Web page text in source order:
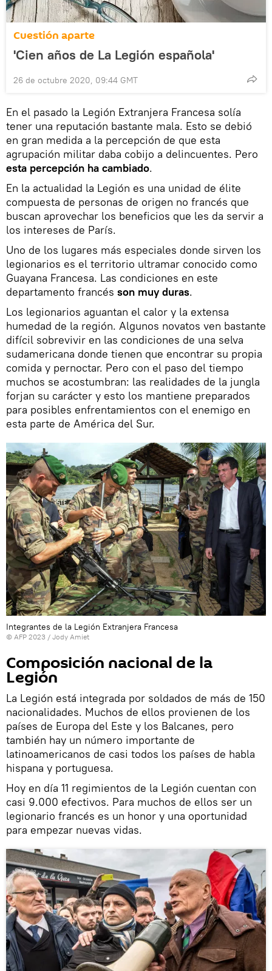
Cuestión aparte
'Cien años de La Legión española'
26 de octubre 2020, 09:44 GMT
En el pasado la Legión Extranjera Francesa solía
tener una reputación bastante mala. Esto se debió
en gran medida a la percepción de que esta
agrupación militar daba cobijo a delincuentes. Pero
esta percepción ha cambiado.
En la actualidad la Legión es una unidad de élite
compuesta de personas de origen no francés que
buscan aprovechar los beneficios que les da servir a
los intereses de París.
Uno de los lugares más especiales donde sirven los
legionarios es el territorio ultramar conocido como
Guayana Francesa. Las condiciones en este
departamento francés son muy duras.
Los legionarios aguantan el calor y la extensa
humedad de la región. Algunos novatos ven bastante
difícil sobrevivir en las condiciones de una selva
sudamericana donde tienen que encontrar su propia
comida y pernoctar. Pero con el paso del tiempo
muchos se acostumbran: las realidades de la jungla
forjan su carácter y esto los mantiene preparados
para posibles enfrentamientos con el enemigo en
esta parte de América del Sur.
Integrantes de la Legión Extranjera Francesa
© AFP 2023 / Jody Amiet
Composición nacional de la
Legión
La Legión está integrada por soldados de más de 150
nacionalidades. Muchos de ellos provienen de los
países de Europa del Este y los Balcanes, pero
también hay un número importante de
latinoamericanos de casi todos los países de habla
hispana y portuguesa.
Hoy en día 11 regimientos de la Legión cuentan con
casi 9.000 efectivos. Para muchos de ellos ser un
legionario francés es un honor y una oportunidad
para empezar nuevas vidas.